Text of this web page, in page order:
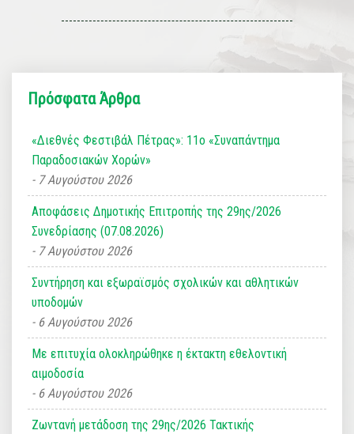
Πρόσφατα Άρθρα
«Διεθνές Φεστιβάλ Πέτρας»: 11ο «Συναπάντημα
Παραδοσιακών Χορών»
7 Αυγούστου 2026
Αποφάσεις Δημοτικής Επιτροπής της 29ης/2026
Συνεδρίασης (07.08.2026)
7 Αυγούστου 2026
Συντήρηση και εξωραϊσμός σχολικών και αθλητικών
υποδομών
6 Αυγούστου 2026
Με επιτυχία ολοκληρώθηκε η έκτακτη εθελοντική
αιμοδοσία
6 Αυγούστου 2026
Ζωντανή μετάδοση της 29ης/2026 Τακτικής